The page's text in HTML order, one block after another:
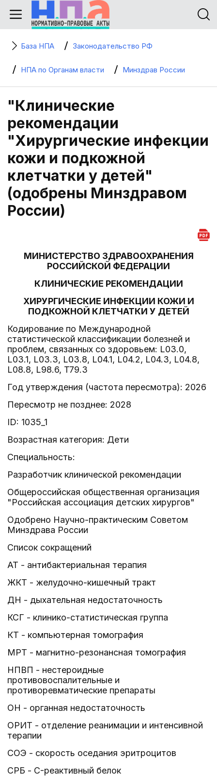
База НПА Законодательство РФ
НПА по Органам власти Минздрав России
"Клинические
рекомендации
"Хирургические инфекции
кожи и подкожной
клетчатки у детей"
(одобрены Минздравом
России)
МИНИСТЕРСТВО ЗДРАВООХРАНЕНИЯ
РОССИЙСКОЙ ФЕДЕРАЦИИ
КЛИНИЧЕСКИЕ РЕКОМЕНДАЦИИ
ХИРУРГИЧЕСКИЕ ИНФЕКЦИИ КОЖИ И
ПОДКОЖНОЙ КЛЕТЧАТКИ У ДЕТЕЙ
Кодирование по Международной
статистической классификации болезней и
проблем, связанных со здоровьем: L03.0,
L03.1, L03.3, L03.8, L04.1, L04.2, L04.3, L04.8,
L08.8, L98.6, T79.3
Год утверждения (частота пересмотра): 2026
Пересмотр не позднее: 2028
ID: 1035_1
Возрастная категория: Дети
Специальность:
Разработчик клинической рекомендации
Общероссийская общественная организация
"Российская ассоциация детских хирургов"
Одобрено Научно-практическим Советом
Минздрава России
Список сокращений
АТ - антибактериальная терапия
ЖКТ - желудочно-кишечный тракт
ДН - дыхательная недостаточность
КСГ - клинико-статистическая группа
КТ - компьютерная томография
МРТ - магнитно-резонансная томография
НПВП - нестероидные
противовоспалительные и
противоревматические препараты
ОН - органная недостаточность
ОРИТ - отделение реанимации и интенсивной
терапии
СОЭ - скорость оседания эритроцитов
СРБ - C-реактивный белок